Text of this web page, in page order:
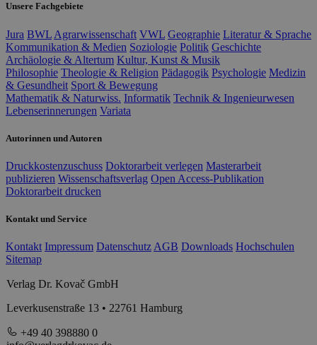
Unsere Fachgebiete
Jura BWL Agrarwissenschaft VWL Geographie Literatur & Sprache
Kommunikation & Medien Soziologie Politik Geschichte
Archäologie & Altertum Kultur, Kunst & Musik
Philosophie Theologie & Religion Pädagogik Psychologie Medizin
& Gesundheit Sport & Bewegung
Mathematik & Naturwiss. Informatik Technik & Ingenieurwesen
Lebenserinnerungen Variata
Autorinnen und Autoren
Druckkostenzuschuss Doktorarbeit verlegen Masterarbeit
publizieren Wissenschaftsverlag Open Access-Publikation
Doktorarbeit drucken
Kontakt und Service
Kontakt Impressum Datenschutz AGB Downloads Hochschulen
Sitemap
Verlag Dr. Kovač GmbH
Leverkusenstraße 13 • 22761 Hamburg
+49 40 398880 0